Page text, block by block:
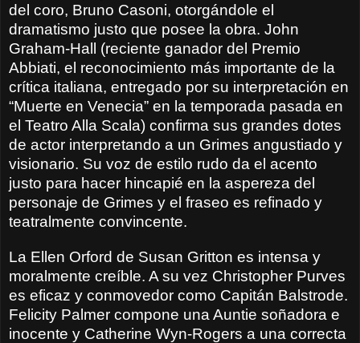
del coro, Bruno Casoni, otorgándole el
dramatismo justo que posee la obra. John
Graham-Hall (reciente ganador del Premio
Abbiati, el reconocimiento más importante de la
crítica italiana, entregado por su interpretación en
“Muerte en Venecia” en la temporada pasada en
el Teatro Alla Scala) confirma sus grandes dotes
de actor interpretando a un Grimes angustiado y
visionario. Su voz de estilo rudo da el acento
justo para hacer hincapié en la aspereza del
personaje de Grimes y el fraseo es refinado y
teatralmente convincente.
La Ellen Orford de Susan Gritton es intensa y
moralmente creíble. A su vez Christopher Purves
es eficaz y conmovedor como Capitán Balstrode.
Felicity Palmer compone una Auntie soñadora e
inocente y Catherine Wyn-Rogers a una correcta